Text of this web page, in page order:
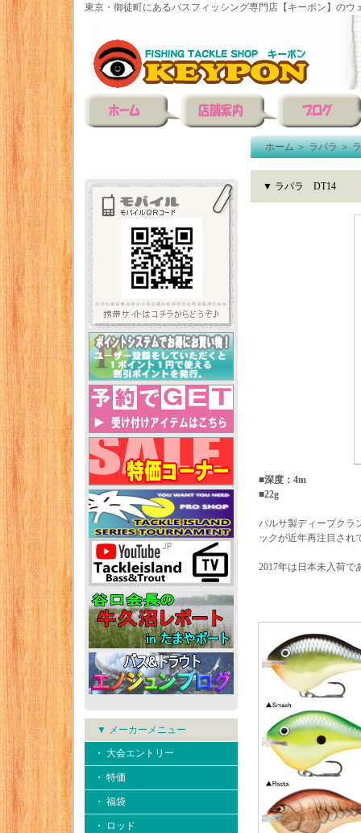
東京・御徒町にあるバスフィッシング専門店【キーポン】のウ
▼ メーカーメニュー
・ 大会エントリー
・ 特価
・ 福袋
・ ロッド
ホーム＞ラパラ＞
▼ ラパラ DT14
■深度：4m
■22g
バルサ製ディープクラ
ックが近年再注目され
2017年は日本未入荷で